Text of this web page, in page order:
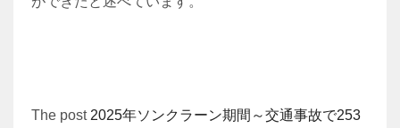
The post 2025年ソンクラーン期間～交通事故で253